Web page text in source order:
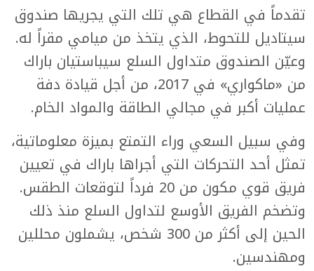
تقدماً في القطاع هي تلك التي يجريها صندوق
سيتاديل للتحوط، الذي يتخذ من ميامي مقراً له.
وعيّن الصندوق متداول السلع سيباستيان باراك
من «ماكواري» في 2017، من أجل قيادة دفة
عمليات أكبر في مجالي الطاقة والمواد الخام.
وفي سبيل السعي وراء التمتع بميزة معلوماتية،
تمثل أحد التحركات التي أجراها باراك في تعيين
فريق قوي مكون من 20 فرداً لتوقعات الطقس.
وتضخم الفريق الأوسع لتداول السلع منذ ذلك
الحين إلى أكثر من 300 شخص، يشملون محللين
ومهندسين.